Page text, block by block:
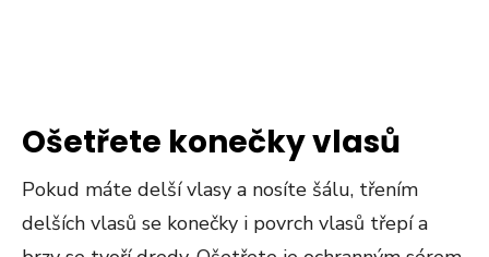
Ošetřete konečky vlasů
Pokud máte delší vlasy a nosíte šálu, třením
delších vlasů se konečky i povrch vlasů třepí a